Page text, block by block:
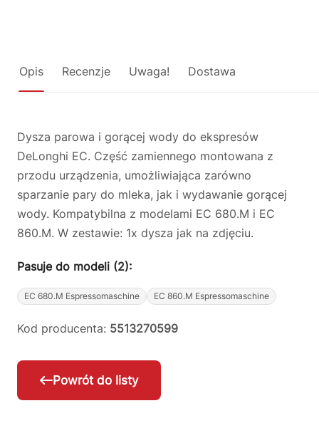
Opis Recenzje Uwaga! Dostawa
Dysza parowa i gorącej wody do ekspresów
DeLonghi EC. Część zamiennego montowana z
przodu urządzenia, umożliwiająca zarówno
sparzanie pary do mleka, jak i wydawanie gorącej
wody. Kompatybilna z modelami EC 680.M i EC
860.M. W zestawie: 1x dysza jak na zdjęciu.
Pasuje do modeli (2):
EC 680.M Espressomaschine EC 860.M Espressomaschine
Kod producenta: 5513270599
Powrót do listy